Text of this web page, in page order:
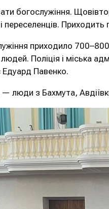
богослужіння.
переселенців.
приходило
Поліція і міська
Едуард Павенко.
люди з Бахмута,